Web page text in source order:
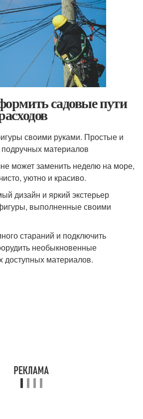
садовые пути
своими руками. Простые и
материалов
может заменить неделю на море,
уютно и красиво.
дизайн и яркий экстерьер
выполненные своими
стараний и подключить
необыкновенные
доступных материалов.